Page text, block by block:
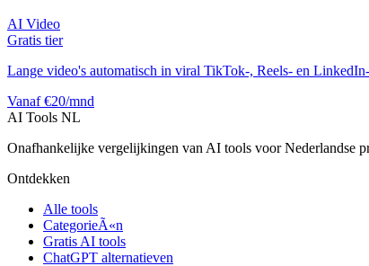
AI Video
Gratis tier
Lange video's automatisch in viral TikTok-, Reels- en
Vanaf €20/mnd
AI Tools NL
Onafhankelijke vergelijkingen van AI tools voor Nederlandse
Ontdekken
Alle tools
CategorieÃ«n
Gratis AI tools
ChatGPT alternatieven